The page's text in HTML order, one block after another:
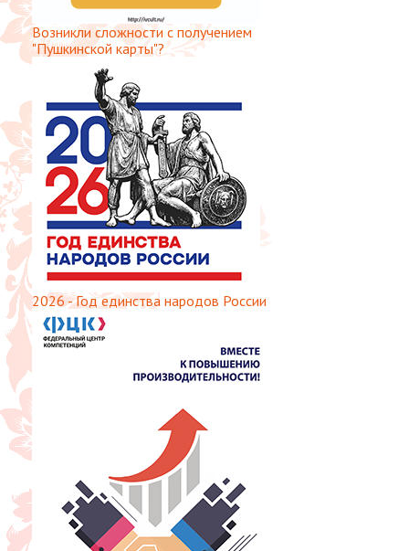
Возникли сложности с получением
"Пушкинской карты"?
2026 - Год единства народов России